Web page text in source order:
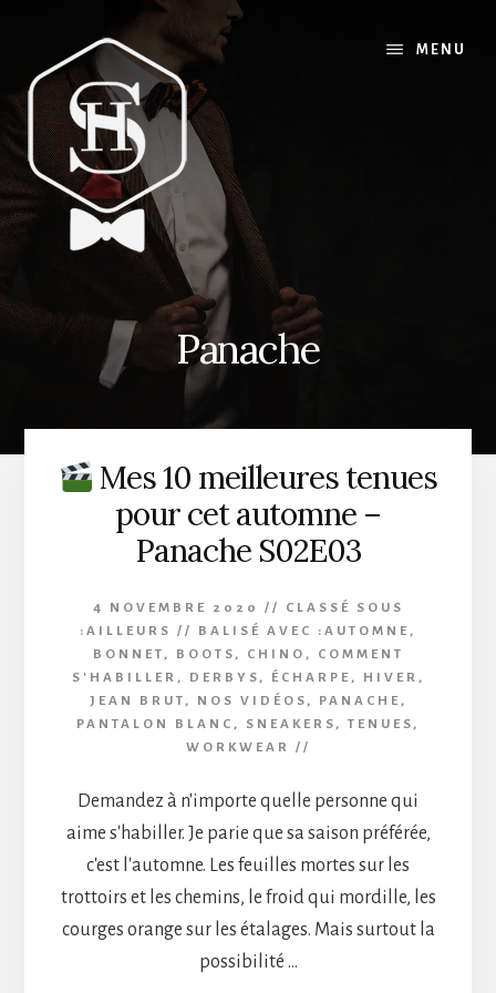
MENU
Panache
Mes 10 meilleures tenues
pour cet automne –
Panache S02E03
4 NOVEMBRE 2020 //
CLASSÉ SOUS
: AILLEURS // BALISÉ AVEC : AUTOMNE ,
BONNET , BOOTS , CHINO ,
COMMENT
S'HABILLER , DERBYS , ÉCHARPE , HIVER ,
JEAN BRUT , NOS VIDÉOS , PANACHE ,
PANTALON BLANC , SNEAKERS , TENUES ,
WORKWEAR
//
Demandez à n'importe quelle personne qui
aime s'habiller. Je parie que sa saison préférée,
c'est l'automne. Les feuilles mortes sur les
trottoirs et les chemins, le froid qui mordille, les
courges orange sur les étalages. Mais surtout la
possibilité …